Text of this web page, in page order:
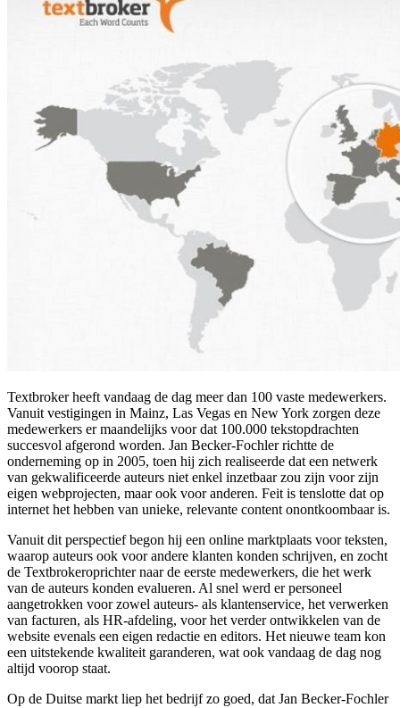
Textbroker heeft vandaag de dag meer dan 100 vaste medewerkers.
Vanuit vestigingen in Mainz, Las Vegas en New York zorgen deze
medewerkers er maandelijks voor dat 100.000 tekstopdrachten
succesvol afgerond worden. Jan Becker-Fochler richtte de
onderneming op in 2005, toen hij zich realiseerde dat een netwerk
van gekwalificeerde auteurs niet enkel inzetbaar zou zijn voor zijn
eigen webprojecten, maar ook voor anderen. Feit is tenslotte dat op
internet het hebben van unieke, relevante content onontkoombaar is.
Vanuit dit perspectief begon hij een online marktplaats voor teksten,
waarop auteurs ook voor andere klanten konden schrijven, en zocht
de Textbrokeroprichter naar de eerste medewerkers, die het werk
van de auteurs konden evalueren. Al snel werd er personeel
aangetrokken voor zowel auteurs- als klantenservice, het verwerken
van facturen, als HR-afdeling, voor het verder ontwikkelen van de
website evenals een eigen redactie en editors. Het nieuwe team kon
een uitstekende kwaliteit garanderen, wat ook vandaag de dag nog
altijd voorop staat.
Op de Duitse markt liep het bedrijf zo goed, dat Jan Becker-Fochler